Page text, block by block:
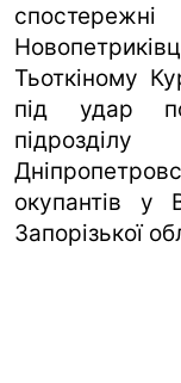
Тьоткіному
під удар
окупантів у
Запорізької